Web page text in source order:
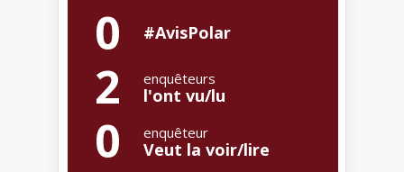
0 #AvisPolar
2 enquêteurs
l'ont vu/lu
0 enquêteur
Veut la voir/lire